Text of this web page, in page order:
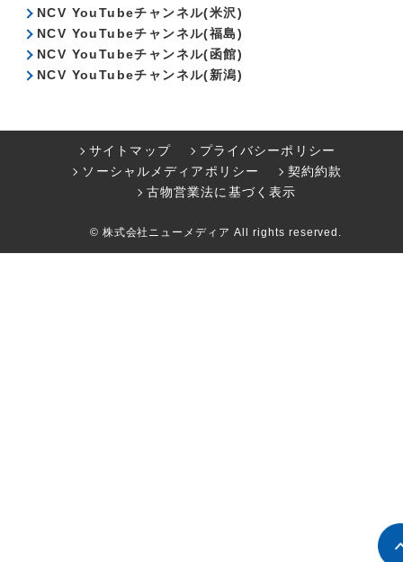
NCV YouTubeチャンネル(米沢)
NCV YouTubeチャンネル(福島)
NCV YouTubeチャンネル(函館)
NCV YouTubeチャンネル(新潟)
サイトマップ
プライバシーポリシー
ソーシャルメディアポリシー
契約約款
古物営業法に基づく表示
© 株式会社ニューメディア All rights reserved.